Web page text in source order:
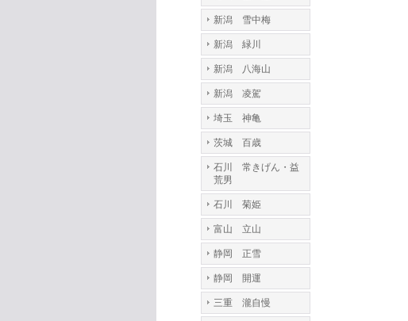
新潟 雪中梅
新潟 緑川
新潟 八海山
新潟 凌駕
埼玉 神亀
茨城 百歳
石川 常きげん・益
荒男
石川 菊姫
富山 立山
静岡 正雪
静岡 開運
三重 瀧自慢